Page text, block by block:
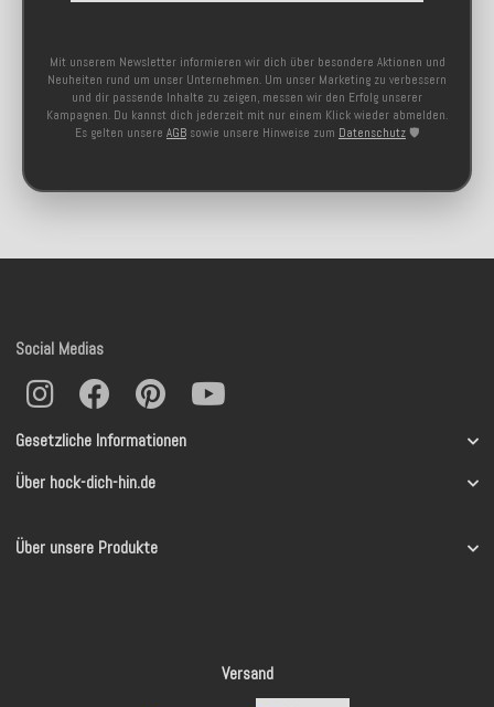
Mit unserem Newsletter informieren wir dich über besondere Aktionen und
Neuheiten rund um unser Unternehmen. Um unser Marketing zu verbessern
und dir passende Inhalte zu zeigen, messen wir den Erfolg unserer
Kampagnen. Du kannst dich jederzeit mit nur einem Klick wieder abmelden.
Es gelten unsere AGB sowie unsere Hinweise zum Datenschutz 🛡️
Gesetzliche Informationen
Über hock-dich-hin.de
Über unsere Produkte
Social Medias
Versand